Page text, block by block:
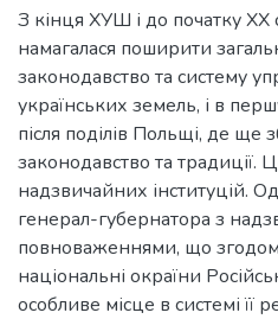
З кінця ХУШ і до початку ХХ
намагалася поширити
законодавство та систему
українських земель, і в
після поділів Польщі, де ще
законодавство та традиції.
надзвичайних інституцій.
генерал-губернатора з
повноваженнями, що
національні окраїни
особливе місце в системі її